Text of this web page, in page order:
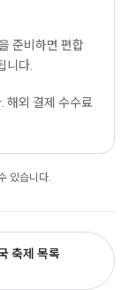
준비하면 편합
니다.
해외 결제 수수료
있습니다.
축제 목록